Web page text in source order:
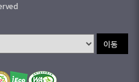
이동